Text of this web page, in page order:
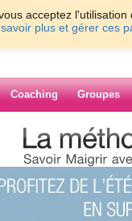
acceptez
plus et gérer ces
Coaching Groupes
>